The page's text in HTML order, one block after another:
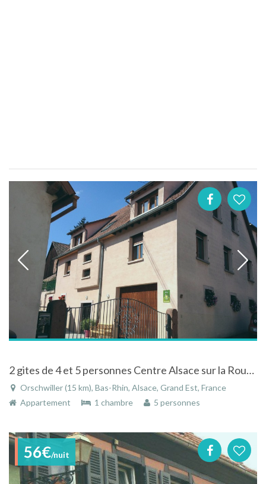
2 gites de 4 et 5 personnes Centre Alsace sur la Routes des vins d'Alsace
Orschwiller (15 km), Bas-Rhin, Alsace, Grand Est, France
Appartement
1 chambre 5 personnes
56€/nuit